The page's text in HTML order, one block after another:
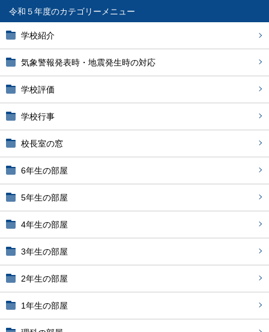
令和５年度
学校紹介
気象警報発表時・地震発生時の対応
学校評価
学校行事
校長室の窓
6年生の部屋
5年生の部屋
4年生の部屋
3年生の部屋
2年生の部屋
1年生の部屋